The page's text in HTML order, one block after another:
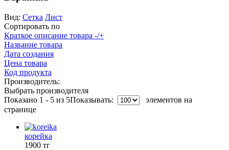
Вид: Сетка Лист
Сортировать по
Краткое описание товара -/+
Название товара
Дата создания
Цена товара
Код продукта
Производитель:
Выбрать производителя
Показано 1 - 5 из 5Показывать:
элементов на
странице
корейка
1900 тг